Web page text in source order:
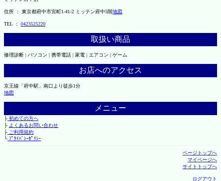
住所 ： 東京都府中市宮町1-41-2 ミッテン府中5階地図
TEL ： 0423525220
取扱い商品
修理診断 | パソコン | 携帯電話 | 家電 | エアコン | ゲーム
お店へのアクセス
京王線「府中駅」南口より徒歩1分
地図
メニュー
├初めての方へ
├ よくあるお問い合わせ
├ご利用規約
└ﾌﾟﾗｲﾊﾞｼｰﾎﾟﾘｼｰ
ページトップへ
マイページへ
サイトトップへ
ログアウト